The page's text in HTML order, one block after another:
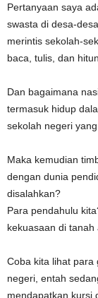
Pertanyaan saya
swasta di desa-
merintis sekolah-
baca, tulis, dan
Dan bagaimana
termasuk hidup
sekolah negeri
Maka kemudian
dengan dunia
disalahkan?
Para pendahulu
kekuasaan di tanah
Coba kita lihat para
negeri, entah
mendapatkan kursi